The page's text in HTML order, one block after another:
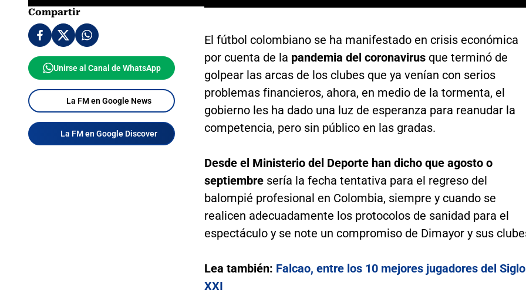
Compartir
Unirse al Canal de WhatsApp
La FM en Google News
La FM en Google Discover
El fútbol colombiano se ha manifestado en crisis económica
por cuenta de la pandemia del coronavirusque terminó de
golpear las arcas de los clubes que ya venían con serios
problemas financieros, ahora, en medio de la tormenta, el
gobierno les ha dado una luz de esperanza para reanudar la
competencia, pero sin público en las gradas.
Desde el Ministerio del Deporte han dicho que agosto o
septiembresería la fecha tentativa para el regreso del
balompié profesional en Colombia, siempre y cuando se
realicen adecuadamente los protocolos de sanidad para el
espectáculo y se note un compromiso de Dimayor y sus
Lea también: Falcao, entre los 10 mejores jugadores del Siglo
XXI